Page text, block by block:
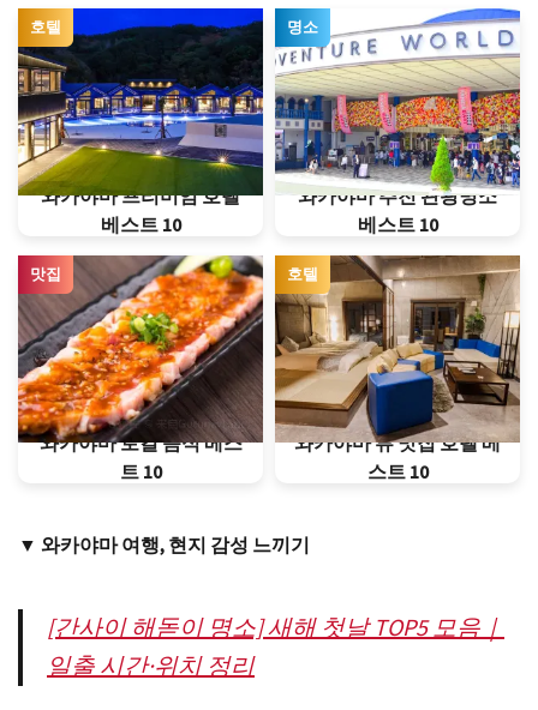
호텔
와카야마 프리미엄 호텔
베스트 10
명소
와카야마 추천 관광명소
베스트 10
맛집
와카야마 로컬 음식 베스
트 10
호텔
와카야마 뷰 맛집 호텔 베
스트 10
▼ 와카야마 여행, 현지 감성 느끼기
[간사이 해돋이 명소] 새해 첫날 TOP5 모음｜
일출 시간·위치 정리